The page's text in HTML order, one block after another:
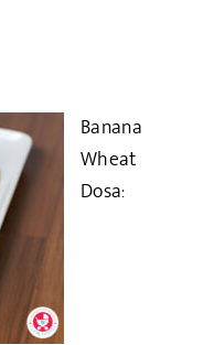
Banana
Wheat
Dosa: